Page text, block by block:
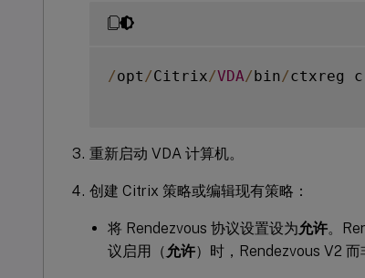
/opt /Citrix/VDA/bin/ctxreg
重新启动 VDA 计算机。
创建 Citrix 策略或编辑现有策略：
将 Rendezvous 协议设置设为允许。
议启用（ 允许）时，Rendezvous V2 而